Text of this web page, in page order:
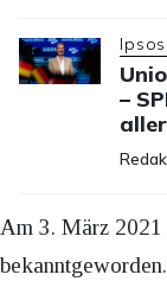
–
Am 3. März